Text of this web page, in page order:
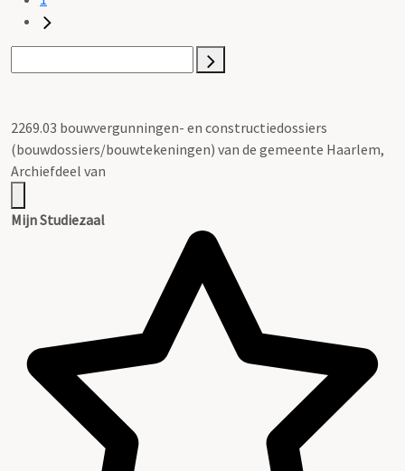
2269.03 bouwvergunningen- en constructiedossiers
(bouwdossiers/bouwtekeningen) van de gemeente Haarlem,
Archiefdeel van
Mijn Studiezaal